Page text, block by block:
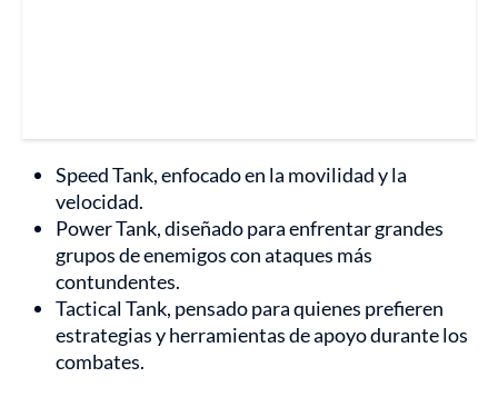
Speed Tank, enfocado en la movilidad y la
velocidad.
Power Tank, diseñado para enfrentar grandes
grupos de enemigos con ataques más
contundentes.
Tactical Tank, pensado para quienes prefieren
estrategias y herramientas de apoyo durante los
combates.